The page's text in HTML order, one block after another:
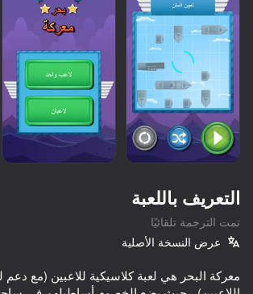
2 Player Games
Ono Classic Cards
Connect
التعريف باللعبة
تمت الترجمة تلقائيًا
عرض النسخة الأصلية
معركة البحر هي لعبة كلاسيكية للاعبين (مع دعم